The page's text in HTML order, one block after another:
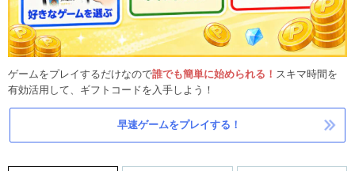
ゲームをプレイするだけなので誰でも簡単に始められる！ スキマ時間を
有効活用して、ギフトコードを入手しよう！
早速ゲームをプレイする！